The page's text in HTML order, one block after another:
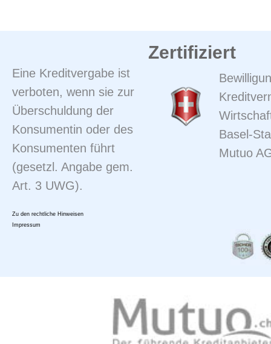
Eine Kreditvergabe ist
verboten, wenn sie zur
Überschuldung der
Konsumentin oder des
Konsumenten führt
(gesetzl. Angabe gem.
Art. 3 UWG).
Zertifiziert
Basel-
Mutuo
Zu den rechtliche Hinweisen
Impressum